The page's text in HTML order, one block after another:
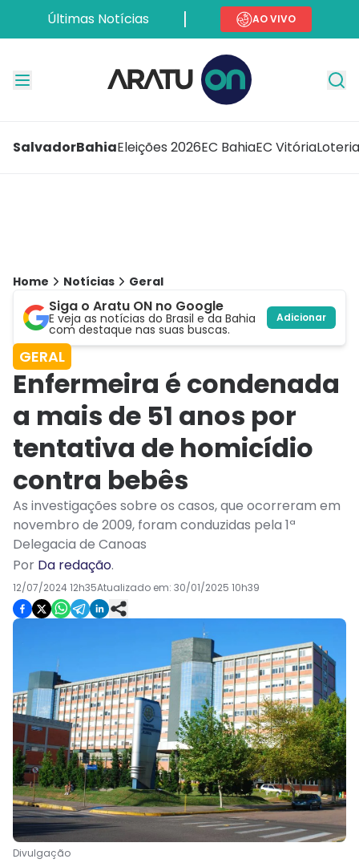
Últimas Notícias AO VIVO
SalvadorBahiaEleições 2026EC BahiaEC Vitória
Home Notícias Geral
Siga o Aratu ON no Google
E veja as notícias do Brasil e da Bahia
com destaque nas suas buscas.
Adicionar
GERAL
Enfermeira é condenada
a mais de 51 anos por
tentativa de homicídio
contra bebês
As investigações sobre os casos, que ocorreram em
novembro de 2009, foram conduzidas pela 1ª
Delegacia de Canoas
Por Da redação.
12/07/2024 12h35Atualizado em: 30/01/2025 10h39
Divulgação